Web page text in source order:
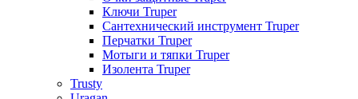
Ключи Truper
Сантехнический инструмент Truper
Перчатки Truper
Мотыги и тяпки Truper
Изолента Truper
Trusty